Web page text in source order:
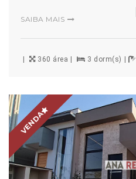
SAIBA MAIS
360 área 3 dorm(s)
VENDA